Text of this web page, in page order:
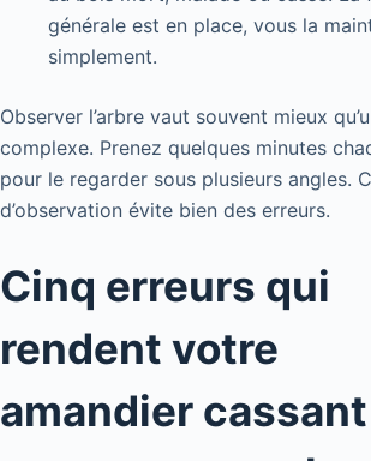
générale est en place, vous la
simplement.
Observer l’arbre vaut souvent mieux
complexe. Prenez quelques minutes
pour le regarder sous plusieurs angles.
d’observation évite bien des erreurs.
Cinq erreurs qui
rendent votre
amandier cassant